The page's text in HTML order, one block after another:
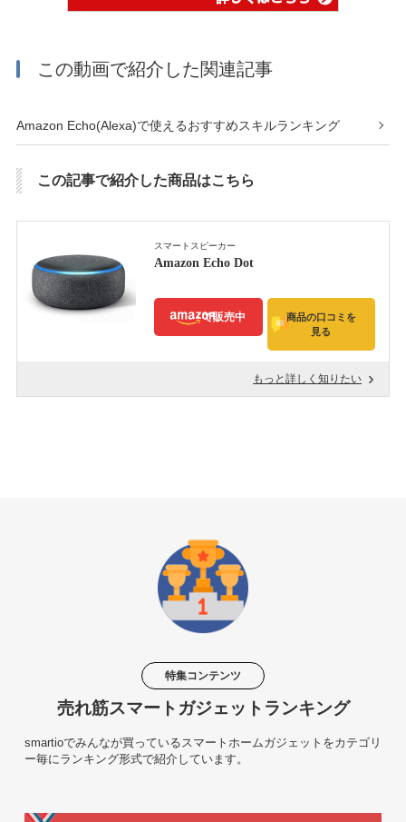
この動画で紹介した関連記事
Amazon Echo(Alexa)で使えるおすすめスキルランキング
この記事で紹介した商品はこちら
スマートスピーカー
Amazon Echo Dot
で販売中
商品の口コミを
見る
もっと詳しく知りたい
特集コンテンツ
売れ筋スマートガジェットランキング
smartioでみんなが買っているスマートホームガジェットをカテゴリ
ー毎にランキング形式で紹介しています。